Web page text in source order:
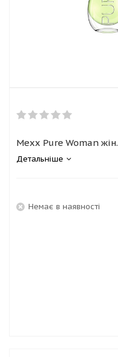
Mexx Pure Woman жін.
Детальніше
Немає в наявності